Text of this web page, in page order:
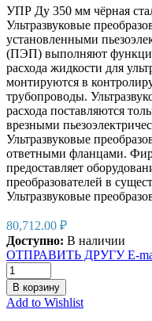
УПР Ду 350 мм чёрная
Ультразвуковые
установленными
(ПЭП) выполняют
расхода жидкости для
монтируются в
трубопроводы.
расхода поставляются
врезными
Ультразвуковые
ответными фланцами.
предоставляет
преобразователей в
Ультразвуковые
80,712.00 ₽
Доступно: В наличии
ОТПРАВИТЬ ДРУГУ E-
В корзину
Add to Wishlist